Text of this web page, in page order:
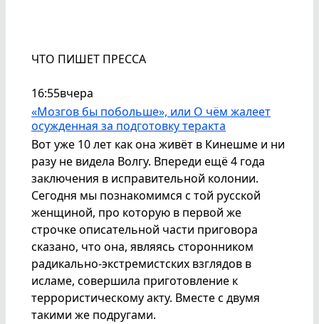
ЧТО ПИШЕТ ПРЕССА
16:55вчера
«Мозгов бы побольше», или О чём жалеет
осужденная за подготовку теракта
Вот уже 10 лет как она живёт в Кинешме и ни
разу не видела Волгу. Впереди ещё 4 года
заключения в исправительной колонии.
Сегодня мы познакомимся с той русской
женщиной, про которую в первой же
строчке описательной части приговора
сказано, что она, являясь сторонником
радикально-экстремистских взглядов в
исламе, совершила приготовление к
террористическому акту. Вместе с двумя
такими же подругами.